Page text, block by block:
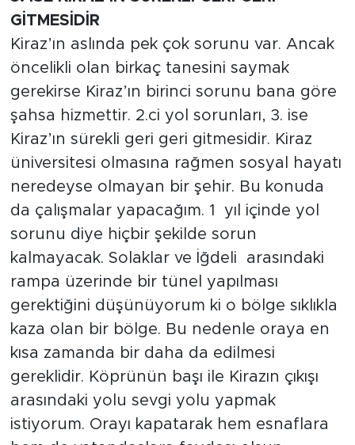
GİTMESİDİR
Kiraz’ın aslında pek çok sorunu var. Ancak
öncelikli olan birkaç tanesini saymak
gerekirse Kiraz’ın birinci sorunu bana göre
şahsa hizmettir. 2.ci yol sorunları, 3. ise
Kiraz’ın sürekli geri geri gitmesidir. Kiraz
üniversitesi olmasına rağmen sosyal hayatı
neredeyse olmayan bir şehir. Bu konuda
da çalışmalar yapacağım. 1 yıl içinde yol
sorunu diye hiçbir şekilde sorun
kalmayacak. Solaklar ve İğdeli arasındaki
rampa üzerinde bir tünel yapılması
gerektiğini düşünüyorum ki o bölge sıklıkla
kaza olan bir bölge. Bu nedenle oraya en
kısa zamanda bir daha da edilmesi
gereklidir. Köprünün başı ile Kirazın çıkışı
arasındaki yolu sevgi yolu yapmak
istiyorum. Orayı kapatarak hem esnaflara